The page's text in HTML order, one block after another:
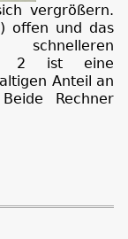
vergrößern.
offen und das
2 ist eine
Anteil an
Rechner